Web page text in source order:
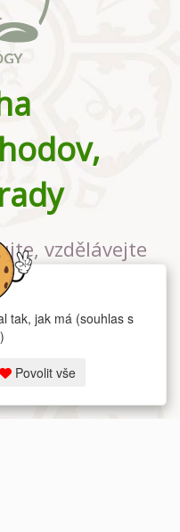
vzdělávejte
studiu v
tak, jak má (souhlas s
Povolit vše